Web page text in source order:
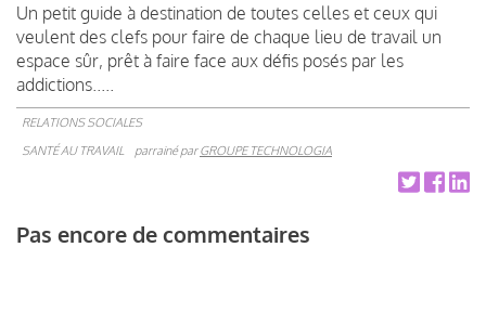
Un petit guide à destination de toutes celles et ceux qui
veulent des clefs pour faire de chaque lieu de travail un
espace sûr, prêt à faire face aux défis posés par les
addictions.....
RELATIONS SOCIALES
SANTÉ AU TRAVAIL
parrainé parGROUPE TECHNOLOGIA
Pas encore de commentaires